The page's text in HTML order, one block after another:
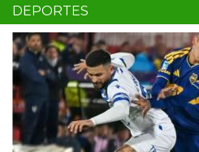
DEPORTES